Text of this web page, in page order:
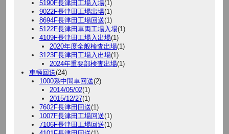
5190F長津田工場入場(1)
9022F長津田工場出場(1)
8694F長津田工場回送(1)
5122F長津田車両工場入場(1)
4109F長津田工場入出場(1)
2020年度全般検査出場(1)
3123F長津田工場入出場(1)
2024年重要部検査出場(1)
車輛回送(24)
1000系中間車回送(2)
2014/05/02(1)
2015/12/27(1)
7602F長津田回送(1)
1007F長津田工場回送(1)
7106F長津田工場回送(1)